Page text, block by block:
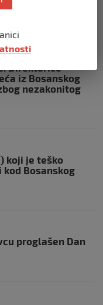
i populizma
Direktorice
iz Bosanskog
nezakonitog
koji je teško
Bosanskog
proglašen Dan